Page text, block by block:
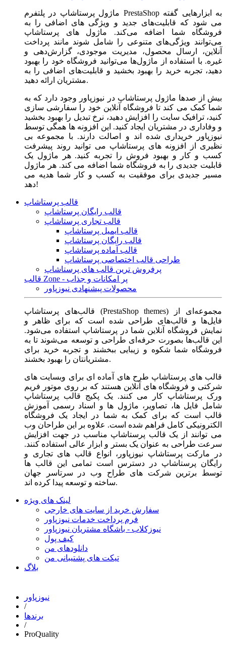
ماژول‌ پرستاشاپ در پلتفرم PrestaShop به ابزارهایی گفته
می شود که قابلیت‌های جدید و ویژگی های اضافی را به
فروشگاه شما اضافه می‌کند. ماژول های پرستاشاپ
می‌توانند ویژگی‌های متنوعی را شامل شوند مانند پرداخت
آنلاین، ارسال محصول، مدیریت موجودی، گزارش‌دهی و
غیره. با استفاده از ماژول‌ها می‌توانید فروشگاه خود را بهبود
دهید، تجربه خرید را بهبود بخشید و قابلیت‌های اضافی را به
مشتریان ارائه دهید.
بیش از صدها ماژول پرستاشاپ در نیوزپاور وجود دارد که به
شما کمک می کند تا فروشگاه آنلاین خود را سفارشی سازی
کنید، ترافیک سایت را افزایش دهید، نرخ تبدیل را بهبود بخشید
و وفاداری در مشتریان ایجاد کنید. این افزونه ها همگی توسط
نیوزپاور خریداری شده اند و اصالت دارند. با مجموعه بی
نظیری از افزونه های پرستاشاپ می توانید روند پیشرفت
کسب و کار و بهبود فروش را تجربه کنید. هر ماژول یک
قابلیت جدیدی را به فروشگاه شما اضافه می کند. هر ماژول
مسیر جدیدی برای موفقیت به کسب و کار شما هدیه می
دهد!
قالب پرستاشاپ
قالب رایگان پرستاشاپ
قالب تجاری پرستاشاپ
قالب ایمیل پرستاشاپ
قالب رایگان پرستاشاپ
قالب آماده پرستاشاپ
طراحی قالب اختصاصی پرستاشاپ
پرفروش ترین قالب های پرستاشاپ
قالب Zone - پر امکانات و جذاب
محصولات پیشنهادی نیوزپاور
قالب‌های پرستاشاپ (PrestaShop themes) مجموعه‌ای از
فایل‌ها و قالب‌های طراحی شده است که برای ظاهر و
نمایش فروشگاه آنلاین شما در پرستاشاپ استفاده می‌شود.
این قالب‌ها بصورت حرفه‌ای طراحی و توسعه می‌شوند تا به
فروشگاه شما شکوه و زیبایی ببخشند و تجربه خرید برای
مشتریانتان را بهبود بخشند.
قالب های پرستاشاپ طرح های آماده ای برای وبسایت های
شرکتی و فروشگاه های آنلاین هستند که بر روی موتور فریم
ورک پرستاشاپ کار می کنند. یک پکیج قالب پرستاشاپ
شامل فایل ها، تصاویر، ماژول ها و اسناد رسمی آموزش
قالب است که برای کمک به شما در ایجاد یک فروشگاه
الکترونیکی کامل فراهم شده است. علاوه بر این طراحان وب
می توانند از یک قالب پرستاشاپ مناسب در جهت افزایش
سرعت طراحی به عنوان یک بستر و ابزار عالی استفاده کنند.
در مارکت پرستاشاپ نیوزپاور، انواع قالب های تجاری و
رایگان پرستاشاپ در دسترس است تمامی این قالب ها
توسط برترین شرکت های طراح وب در سرتاسر جهان
ساخته و توسعه پیدا کرده اند.
لینک های ویژه
سفارش خرید از سایت های خارجی
فرم پرداخت خدمات نیوزپاور
نیوزکلاب - باشگاه مشتریان نیوزپاور
کیف پول
دانلودهای من
تیکت های پشتیبانی من
بلاگ
نیوزپاور
/
برندها
/
ProQuality